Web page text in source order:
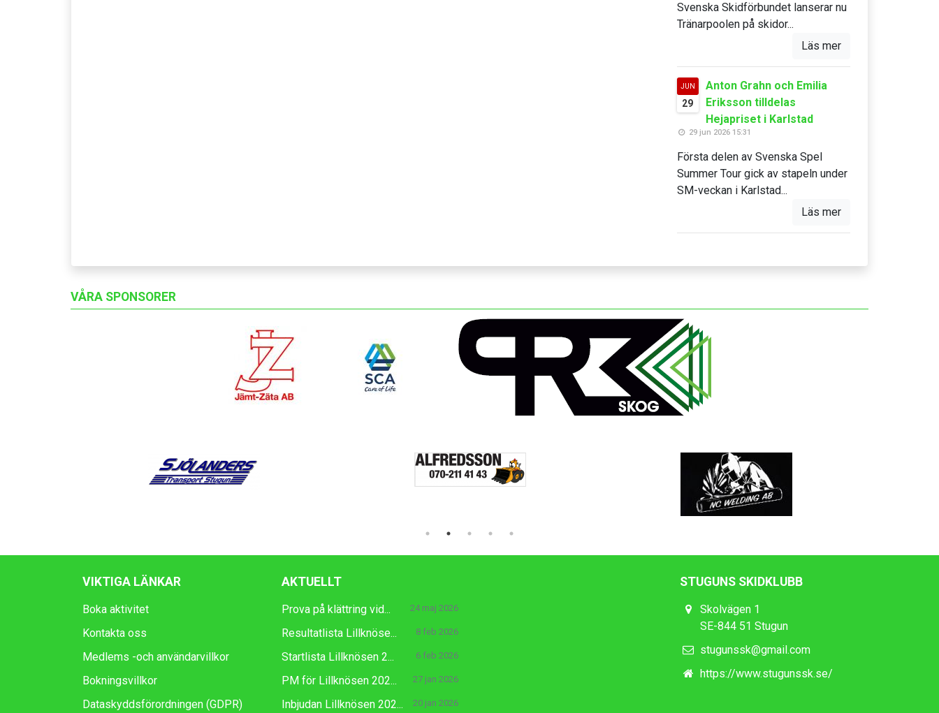
Svenska Skidförbundet lanserar nu
Tränarpoolen på skidor...
Läs mer
JUN
29
Anton Grahn och Emilia
Eriksson tilldelas
Hejapriset i Karlstad
29 jun 2026 15:31
Första delen av Svenska Spel
Summer Tour gick av stapeln under
SM-veckan i Karlstad...
Läs mer
VÅRA SPONSORER
VIKTIGA LÄNKAR
Boka aktivitet
Kontakta oss
Medlems -och användarvillkor
Bokningsvillkor
Dataskyddsförordningen (GDPR)
AKTUELLT
Prova på klättring vid... 24 maj 2026
Resultatlista Lillknöse... 8 feb 2026
Startlista Lillknösen 2... 6 feb 2026
PM för Lillknösen 202... 27 jan 2026
Inbjudan Lillknösen 202... 20 jan 2026
STUGUNS SKIDKLUBB
Skolvägen 1
SE-844 51 Stugun
stugunssk@gmail.com
https://www.stugunssk.se/